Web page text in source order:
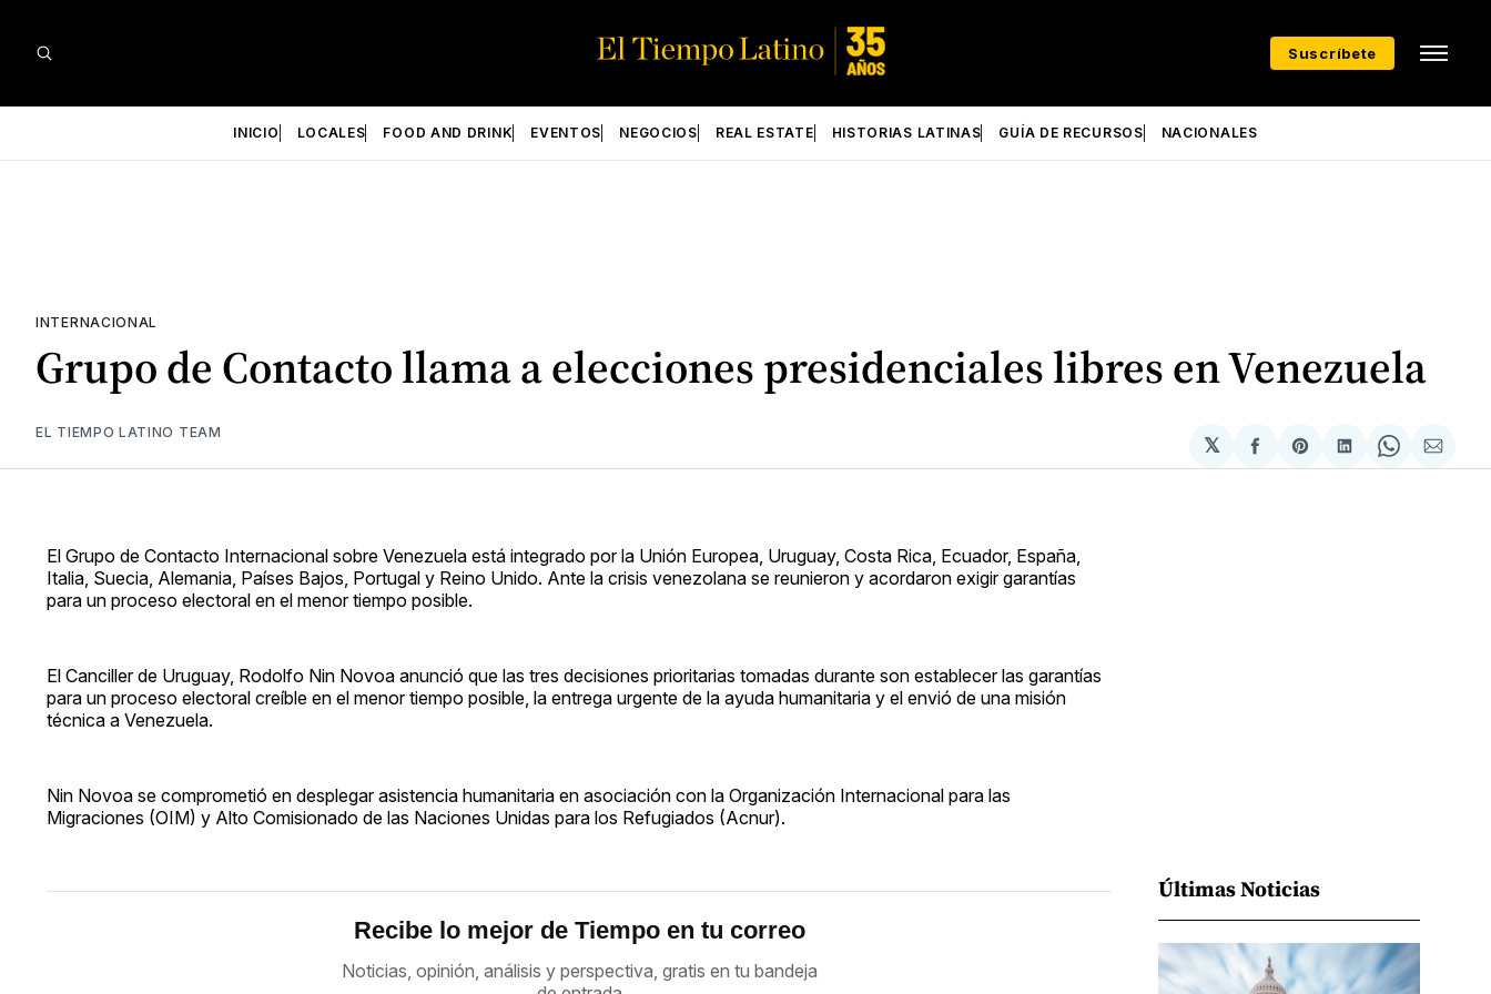
Suscríbete
INICIO LOCALES FOOD AND DRINK EVENTOS NEGOCIOS REAL ESTATE HISTORIAS LATINAS GUÍA DE RECURSOS NACIONALES
INTERNACIONAL
Grupo de Contacto llama a elecciones presidenciales libres en Venezuela
EL TIEMPO LATINO TEAM
𝕏
Compartir
en
Share
on
Compartir
en
Share
on
via
El Grupo de Contacto Internacional sobre Venezuela está integrado por la Unión Europea, Uruguay, Costa Rica, Ecuador, España,
Italia, Suecia, Alemania, Países Bajos, Portugal y Reino Unido. Ante la crisis venezolana se reunieron y acordaron exigir garantías
para un proceso electoral en el menor tiempo posible.
El Canciller de Uruguay, Rodolfo Nin Novoa anunció que las tres decisiones prioritarias tomadas durante son establecer las garantías
para un proceso electoral creíble en el menor tiempo posible, la entrega urgente de la ayuda humanitaria y el envió de una misión
técnica a Venezuela.
Nin Novoa se comprometió en desplegar asistencia humanitaria en asociación con la Organización Internacional para las
Migraciones (OIM) y Alto Comisionado de las Naciones Unidas para los Refugiados (Acnur).
Recibe lo mejor de Tiempo en tu correo
Noticias, opinión, análisis y perspectiva, gratis en tu bandeja
Últimas Noticias